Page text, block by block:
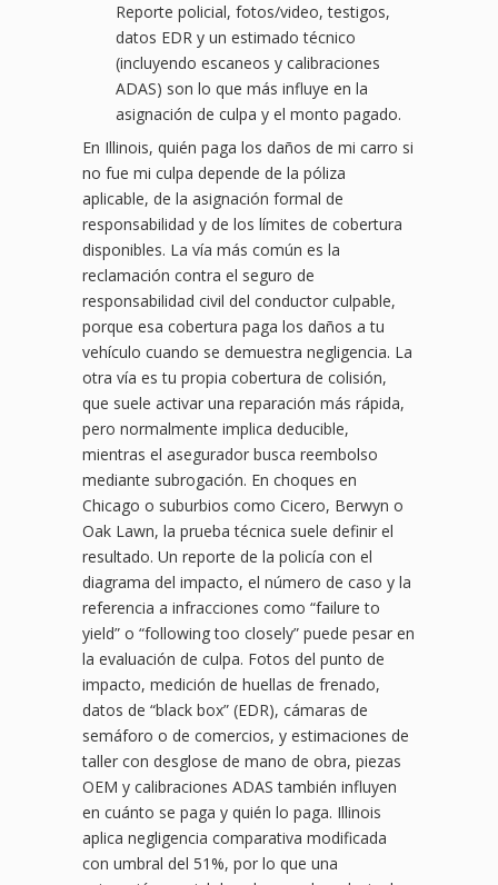
Reporte policial, fotos/video, testigos,
datos EDR y un estimado técnico
(incluyendo escaneos y calibraciones
ADAS) son lo que más influye en la
asignación de culpa y el monto pagado.
En Illinois, quién paga los daños de mi carro si
no fue mi culpa depende de la póliza
aplicable, de la asignación formal de
responsabilidad y de los límites de cobertura
disponibles. La vía más común es la
reclamación contra el seguro de
responsabilidad civil del conductor culpable,
porque esa cobertura paga los daños a tu
vehículo cuando se demuestra negligencia. La
otra vía es tu propia cobertura de colisión,
que suele activar una reparación más rápida,
pero normalmente implica deducible,
mientras el asegurador busca reembolso
mediante subrogación. En choques en
Chicago o suburbios como Cicero, Berwyn o
Oak Lawn, la prueba técnica suele definir el
resultado. Un reporte de la policía con el
diagrama del impacto, el número de caso y la
referencia a infracciones como “failure to
yield” o “following too closely” puede pesar en
la evaluación de culpa. Fotos del punto de
impacto, medición de huellas de frenado,
datos de “black box” (EDR), cámaras de
semáforo o de comercios, y estimaciones de
taller con desglose de mano de obra, piezas
OEM y calibraciones ADAS también influyen
en cuánto se paga y quién lo paga. Illinois
aplica negligencia comparativa modificada
con umbral del 51%, por lo que una